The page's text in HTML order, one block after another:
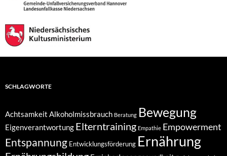
SCHLAGWORTE
Achtsamkeit Alkoholmissbrauch Beratung Bewegung
Eigenverantwortung Elterntraining Empathie Empowerment
Entspannung Entwicklungsförderung Ernährung